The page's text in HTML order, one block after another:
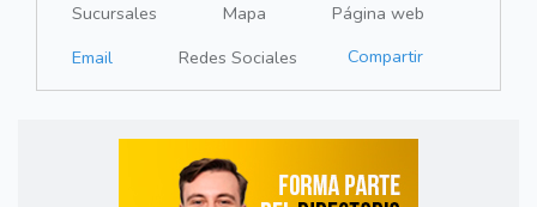
Sucursales Mapa
Página web
Email
Redes Sociales Compartir